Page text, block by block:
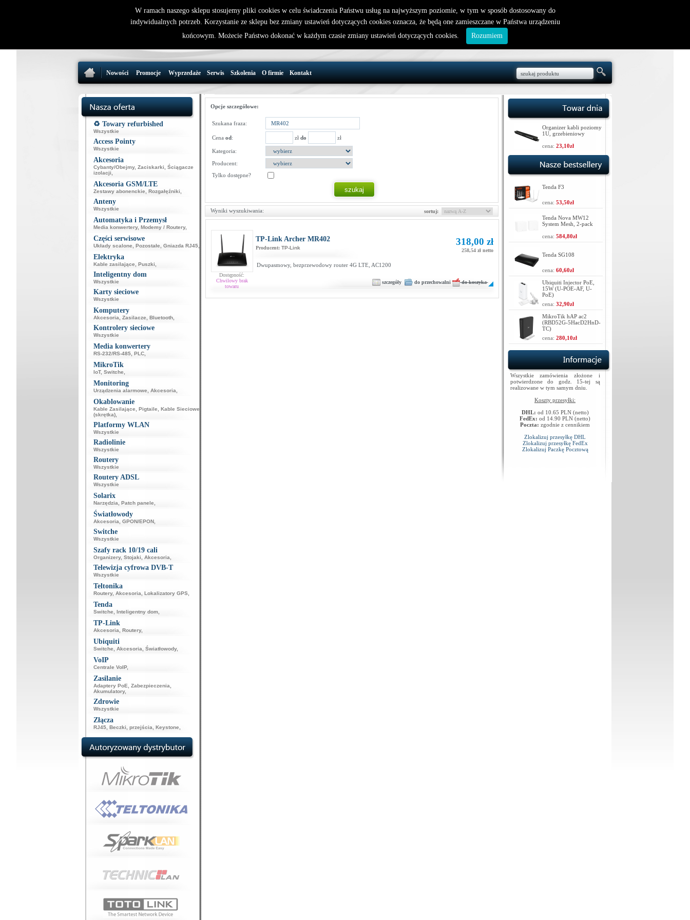
nowy klient
32 721 86 72
support@wirelesslan.com.pl
W koszyku jest 0 produktów(y)
Nowości Promocje Wyprzedaże Serwis Szkolenia O firmie Kontakt
♻️ Towary refurbished
Wszystkie
Access Pointy
Wszystkie
Akcesoria
Cybanty/Obejmy, Zaciskarki
Ściągacze
izolacji
Akcesoria GSM/LTE
Zestawy abonenckie Rozgałęźniki
Anteny
Wszystkie
Automatyka i Przemysł
Media konwertery, Modemy / Routery,
Części serwisowe
Układy scalone Pozostałe Gniazda RJ45,
Elektryka
Kable zasilające Puszki
Inteligentny dom
Wszystkie
Karty sieciowe
Wszystkie
Komputery
Akcesoria Zasilacze Bluetooth,
Kontrolery sieciowe
Wszystkie
Media konwertery
RS-232/RS-485, PLC,
MikroTik
IoT, Switche
Monitoring
Urządzenia alarmowe Akcesoria
Okablowanie
Kable Zasilające Pigtaile
Kable Sieciowe
(skrętka),
Platformy WLAN
Wszystkie
Radiolinie
Wszystkie
Routery
Wszystkie
Routery ADSL
Wszystkie
Solarix
Narzędzia Patch panele
Światłowody
Akcesoria GPON/EPON,
Switche
Wszystkie
Szafy rack 10/19 cali
Organizery, Stojaki Akcesoria
Telewizja cyfrowa DVB-T
Wszystkie
Teltonika
Routery, Akcesoria Lokalizatory GPS,
Tenda
Switche Inteligentny dom,
TP-Link
Akcesoria Routery,
Ubiquiti
Switche Akcesoria Światłowody,
VoIP
Centrale VoIP,
Zasilanie
Adaptery PoE Zabezpieczenia
Akumulatory,
Zdrowie
Wszystkie
Złącza
RJ45, Beczki, przejścia Keystone
Opcje szczegółowe:
Szukana fraza:
Cena od: zł do zł
Kategoria:
Producent:
Tylko dostępne?
Wyniki wyszukiwania: sortuj:
Dostępność:
Chwilowy brak
towaru
TP-Link Archer MR402
Producent: TP-Link
318,00 zł
258,54 zł netto
Dwupasmowy, bezprzewodowy router 4G LTE, AC1200
szczegóły do przechowalni do koszyka
Organizer kabli poziomy
1U, grzebieniowy
cena: 23,10zł
Tenda F3
cena: 53,50zł
Tenda Nova MW12
System Mesh, 2-pack
cena: 584,80zł
Tenda SG108
cena: 60,60zł
Ubiquiti Injector PoE,
15W (U-POE-AF, U-
PoE)
cena: 32,90zł
MikroTik hAP ac2
(RBD52G-5HacD2HnD-
TC)
cena: 280,10zł
Wszystkie zamówienia złożone i
potwierdzone do godz. 15-tej są
realizowane w tym samym dniu.
Koszty przesyłki:
DHL: od 10.65 PLN (netto)
FedEx: od 14.90 PLN (netto)
Poczta: zgodnie z cennikiem
Zlokalizuj przesyłkę DHL
Zlokalizuj przesyłkę FedEx
Zlokalizuj Paczkę Pocztową
W ramach naszego sklepu stosujemy pliki cookies w celu świadczenia Państwu usług na najwyższym poziomie, w tym w sposób dostosowany do
indywidualnych potrzeb. Korzystanie ze sklepu bez zmiany ustawień dotyczących cookies oznacza, że będą one zamieszczane w Państwa urządzeniu
końcowym. Możecie Państwo dokonać w każdym czasie zmiany ustawień dotyczących cookies.
Rozumiem